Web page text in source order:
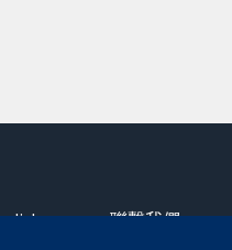
聯繫我們